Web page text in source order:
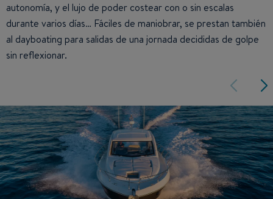
autonomía, y el lujo de poder costear con o sin escalas
durante varios días… Fáciles de maniobrar, se prestan también
al dayboating para salidas de una jornada decididas de golpe
sin reflexionar.